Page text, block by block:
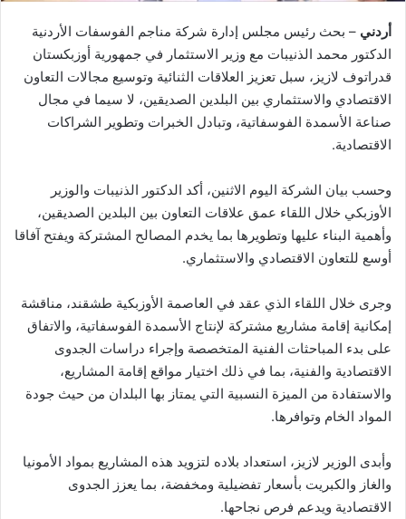
أردني – بحث رئيس مجلس إدارة شركة مناجم الفوسفات الأردنية
الدكتور محمد الذنيبات مع وزير الاستثمار في جمهورية أوزبكستان
قدراتوف لازيز، سبل تعزيز العلاقات الثنائية وتوسيع مجالات التعاون
الاقتصادي والاستثماري بين البلدين الصديقين، لا سيما في مجال
صناعة الأسمدة الفوسفاتية، وتبادل الخبرات وتطوير الشراكات
الاقتصادية.
وحسب بيان الشركة اليوم الاثنين، أكد الدكتور الذنيبات والوزير
الأوزبكي خلال اللقاء عمق علاقات التعاون بين البلدين الصديقين،
وأهمية البناء عليها وتطويرها بما يخدم المصالح المشتركة ويفتح آفاقا
أوسع للتعاون الاقتصادي والاستثماري.
وجرى خلال اللقاء الذي عقد في العاصمة الأوزبكية طشقند، مناقشة
إمكانية إقامة مشاريع مشتركة لإنتاج الأسمدة الفوسفاتية، والاتفاق
على بدء المباحثات الفنية المتخصصة وإجراء دراسات الجدوى
الاقتصادية والفنية، بما في ذلك اختيار مواقع إقامة المشاريع،
والاستفادة من الميزة النسبية التي يمتاز بها البلدان من حيث جودة
المواد الخام وتوافرها.
وأبدى الوزير لازيز، استعداد بلاده لتزويد هذه المشاريع بمواد الأمونيا
والغاز والكبريت بأسعار تفضيلية ومخفضة، بما يعزز الجدوى
الاقتصادية ويدعم فرص نجاحها.